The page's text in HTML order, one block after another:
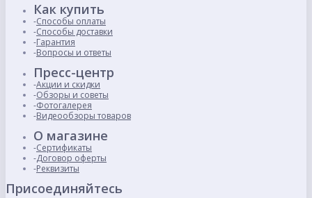
Как купить
Способы оплаты
Способы доставки
Гарантия
Вопросы и ответы
Пресс-центр
Акции и скидки
Обзоры и советы
Фотогалерея
Видеообзоры товаров
О магазине
Сертификаты
Договор оферты
Реквизиты
Присоединяйтесь